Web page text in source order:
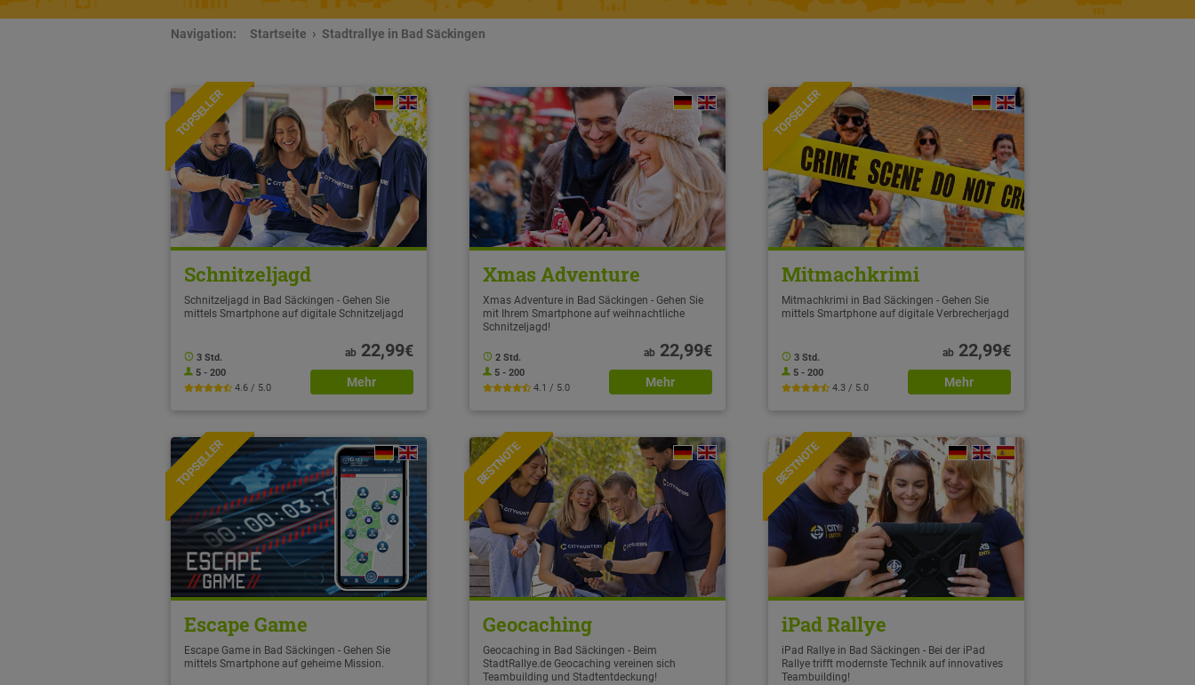
Navigation: Startseite Stadtrallye in Bad Säckingen
TOPSELLER
Schnitzeljagd
Schnitzeljagd in Bad Säckingen - Gehen Sie
mittels Smartphone auf digitale Schnitzeljagd
3 Std.
5 - 200
4.6 / 5.0
ab22,99€
Mehr
Xmas Adventure
Xmas Adventure in Bad Säckingen - Gehen Sie
mit Ihrem Smartphone auf weihnachtliche
Schnitzeljagd!
2 Std.
5 - 200
4.1 / 5.0
ab22,99€
Mehr
TOPSELLER
Mitmachkrimi
Mitmachkrimi in Bad Säckingen - Gehen Sie
mittels Smartphone auf digitale Verbrecherjagd
3 Std.
5 - 200
4.3 / 5.0
ab22,99€
Mehr
NEU
TOPSELLER
Escape Game
Escape Game in Bad Säckingen - Gehen Sie
mittels Smartphone auf geheime Mission.
BESTNOTE
Geocaching
Geocaching in Bad Säckingen - Beim
StadtRallye.de Geocaching vereinen sich
Teambuilding und Stadtentdeckung!
BESTNOTE
iPad Rallye
iPad Rallye in Bad Säckingen - Bei der iPad
Rallye trifft modernste Technik auf innovatives
Teambuilding!